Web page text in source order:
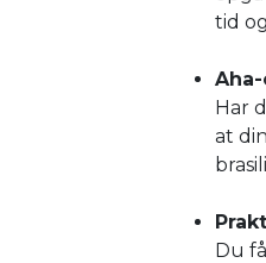
tid
Har
at
Du